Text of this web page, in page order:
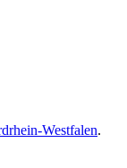
Westfalen.